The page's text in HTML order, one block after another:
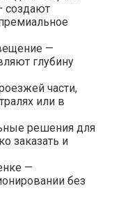
создают
—
глубину
части,
или в
решения для
заказать и
—
без